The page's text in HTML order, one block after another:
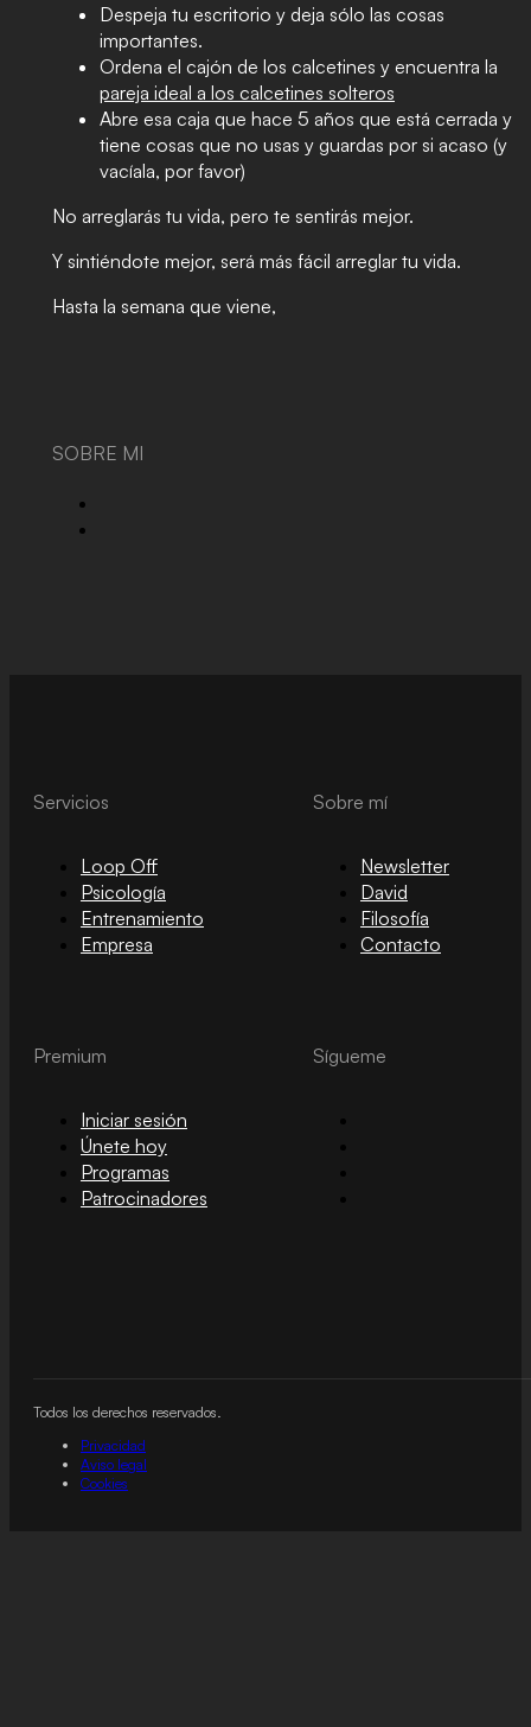
Despeja tu escritorio y deja sólo las cosas
importantes.
Ordena el cajón de los calcetines y encuentra la
pareja ideal a los calcetines solteros
Abre esa caja que hace 5 años que está cerrada y
tiene cosas que no usas y guardas por si acaso (y
vacíala, por favor)
No arreglarás tu vida, pero te sentirás mejor.
Y sintiéndote mejor, será más fácil arreglar tu vida.
Hasta la semana que viene,
SOBRE MI
Servicios
Loop Off
Psicología
Entrenamiento
Empresa
Sobre mí
Newsletter
David
Filosofía
Contacto
Premium
Iniciar sesión
Únete hoy
Programas
Patrocinadores
Sígueme
Todos los derechos reservados.
Privacidad
Aviso legal
Cookies